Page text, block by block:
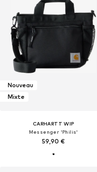
Nouveau
Mixte
CARHARTT WIP
Messenger 'Philis'
59,90 €